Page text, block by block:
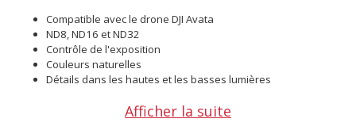
Compatible avec le drone DJI Avata
ND8, ND16 et ND32
Contrôle de l'exposition
Couleurs naturelles
Détails dans les hautes et les basses lumières
Ces filtres sont conçus avec des matériaux de grande qualité.
Afficher la suite